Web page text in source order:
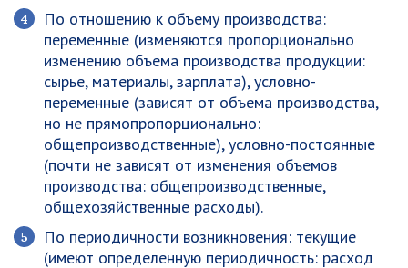
По отношению к объему производства:
переменные (изменяются пропорционально
изменению объема производства продукции:
сырье, материалы, зарплата),условно-
переменные (зависят от объема производства,
но не прямопропорционально:
общепроизводственные),условно-постоянные
(почти не зависят от изменения объемов
производства: общепроизводственные,
общехозяйственные расходы).
По периодичности возникновения: текущие
(имеют определенную периодичность: расход